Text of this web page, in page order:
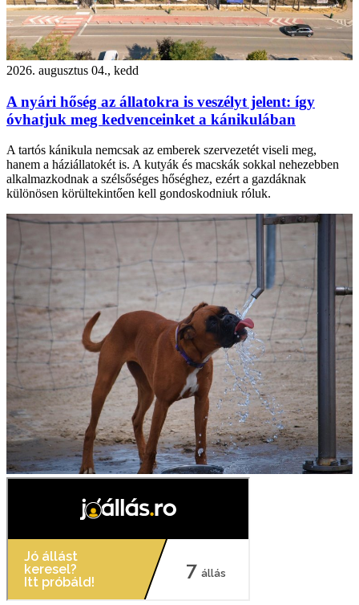
2026. augusztus 04., kedd
A nyári hőség az állatokra is veszélyt jelent: így
óvhatjuk meg kedvenceinket a kánikulában
A tartós kánikula nemcsak az emberek szervezetét viseli meg,
hanem a háziállatokét is. A kutyák és macskák sokkal nehezebben
alkalmazkodnak a szélsőséges hőséghez, ezért a gazdáknak
különösen körültekintően kell gondoskodniuk róluk.